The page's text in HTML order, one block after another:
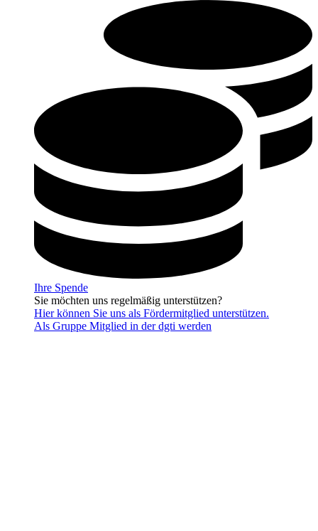
Ihre Spende
Sie möchten uns regelmäßig unterstützen?
Hier können Sie uns als Fördermitglied unterstützen.
Als Gruppe Mitglied in der dgti werden